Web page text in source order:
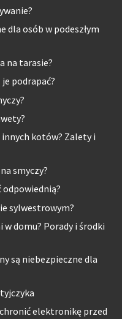
osób w podeszłym
na tarasie?
podrapać?
kotów? Zalety i
smyczy?
odpowiednią?
sylwestrowym?
domu? Porady i środki
są niebezpieczne dla
elektronikę przed